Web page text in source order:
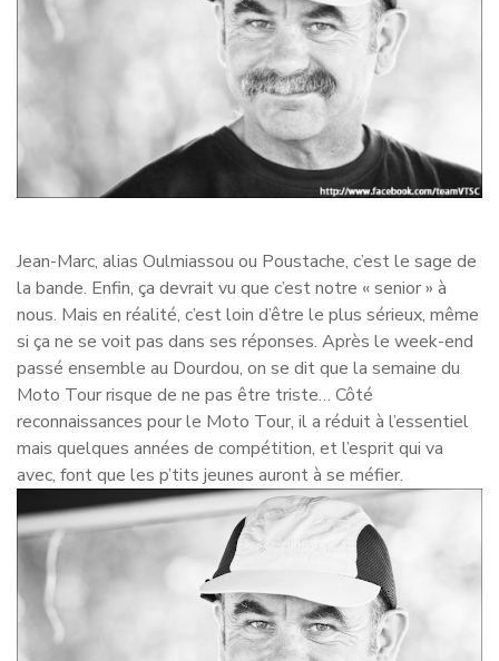
Jean-Marc, alias Oulmiassou ou Poustache, c’est le sage de
la bande. Enfin, ça devrait vu que c’est notre « senior » à
nous. Mais en réalité, c’est loin d’être le plus sérieux, même
si ça ne se voit pas dans ses réponses. Après le week-end
passé ensemble au Dourdou, on se dit que la semaine du
Moto Tour risque de ne pas être triste… Côté
reconnaissances pour le Moto Tour, il a réduit à l’essentiel
mais quelques années de compétition, et l’esprit qui va
avec, font que les p’tits jeunes auront à se méfier.